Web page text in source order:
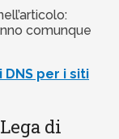
comunque
DNS per i siti
di